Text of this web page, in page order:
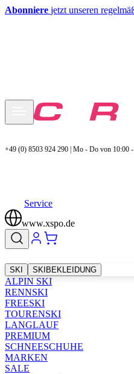
Abonniere jetzt unseren
+49 (0) 8503 924 290 | Mo - Do von 10:00
Service
www.xspo.de
SKI SKIBEKLEIDUNG
ALPIN SKI
RENNSKI
FREESKI
TOURENSKI
LANGLAUF
PREMIUM
SCHNEESCHUHE
MARKEN
SALE